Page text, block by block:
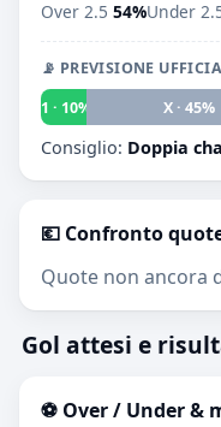
Over 2.5 54%Under
📡 PREVISIONE
1 · 10%
X · 45%
Consiglio: Doppia
💶 Confronto
Quote non ancora
Gol attesi e
⚽ Over / Under &